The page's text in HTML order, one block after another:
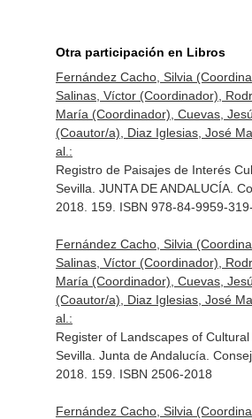
Otra participación en Libros
Fernández Cacho, Silvia
Salinas, Víctor (Coordinador),
María (Coordinador), Cuevas,
(Coautor/a), Diaz Iglesias, José
al.:
Registro de Paisajes de Interés
Sevilla. JUNTA DE ANDALUCÍA.
2018. 159. ISBN 978-84-9959-
Fernández Cacho, Silvia
Salinas, Víctor (Coordinador),
María (Coordinador), Cuevas,
(Coautor/a), Diaz Iglesias, José
al.:
Register of Landscapes of Cultural
Sevilla. Junta de Andalucía.
2018. 159. ISBN 2506-2018
Fernández Cacho, Silvia